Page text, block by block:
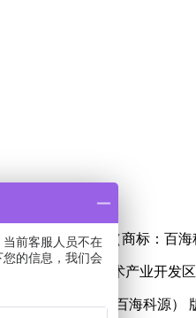
器股份有限公司（商标：百海
市市辖区高新技术产业开发
利菲尔特（商标：百海科源）
前客服人员不在
的信息，我们会